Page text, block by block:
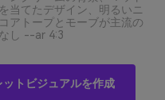
当てたデザイン、明るいニ
アトープとモーブが主流の
し --ar 4:3
トビジュアルを作成